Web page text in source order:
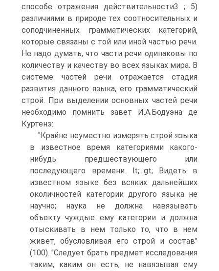
способе отражения действительности3 ; 5)
различиями в природе тех соотносительных и
соподчиненных грамматических категорий,
которые связаны с той или иной частью речи.
Не надо думать, что части речи одинаковы по
количеству и качеству во всех языках мира. В
системе частей речи отражается стадия
развития данного языка, его грамматический
строй. При выделении основных частей речи
необходимо помнить завет И.А.Бодуэна де
Куртенэ:
"Крайне неуместно измерять строй языка
в известное время категориями какого-
нибудь предшествующего или
последующего времени. lt;...gt; Видеть в
известном языке без всяких дальнейших
околичностей категории другого языка не
научно; наука не должна навязывать
объекту чуждые ему категории и должна
отыскивать в нем только то, что в нем
живет, обусловливая его строй и состав"
(100). "Следует брать предмет исследования
таким, каким он есть, не навязывая ему